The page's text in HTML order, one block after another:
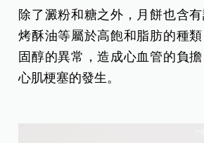
除了澱粉和糖之外，月餅也含有
烤酥油等屬於高飽和脂肪的種
固醇的異常，造成心血管的負擔
心肌梗塞的發生。